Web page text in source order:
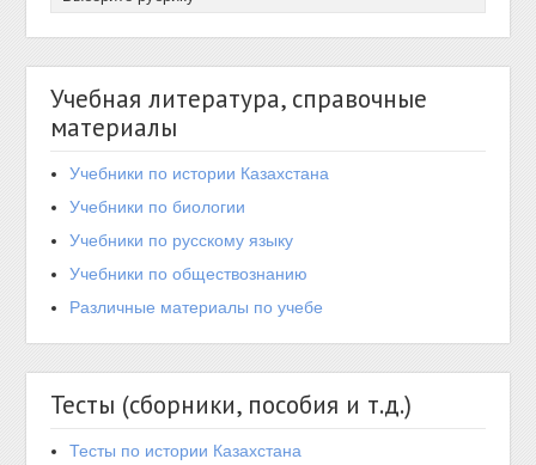
Учебная литература, справочные
материалы
Учебники по истории Казахстана
Учебники по биологии
Учебники по русскому языку
Учебники по обществознанию
Различные материалы по учебе
Тесты (сборники, пособия и т.д.)
Тесты по истории Казахстана